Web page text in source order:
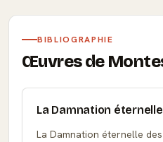
BIBLIOGRAPHIE
Œuvres de
La Damnation
La Damnation éternelle